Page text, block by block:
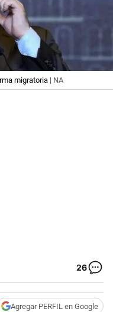
migratoria | NA
26
Agregar PERFIL en Google